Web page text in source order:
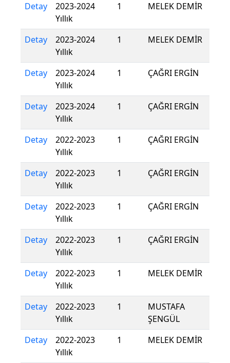
Detay
2023-2024
Yıllık
1 MELEK DEMİR
Detay
2023-2024
Yıllık
1 MELEK DEMİR
Detay
2023-2024
Yıllık
1 ÇAĞRI ERGİN
Detay
2023-2024
Yıllık
1 ÇAĞRI ERGİN
Detay
2022-2023
Yıllık
1 ÇAĞRI ERGİN
Detay
2022-2023
Yıllık
1 ÇAĞRI ERGİN
Detay
2022-2023
Yıllık
1 ÇAĞRI ERGİN
Detay
2022-2023
Yıllık
1 ÇAĞRI ERGİN
Detay
2022-2023
Yıllık
1 MELEK DEMİR
Detay
2022-2023
Yıllık
1
MUSTAFA
ŞENGÜL
Detay
2022-2023
Yıllık
1 MELEK DEMİR